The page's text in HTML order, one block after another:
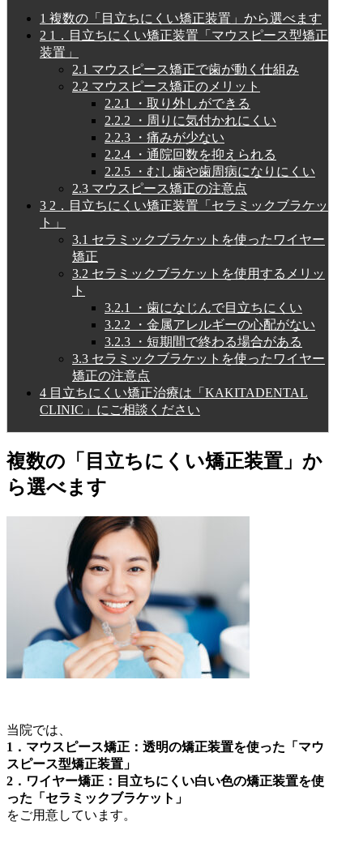
1 複数の「目立ちにくい矯正装置」から選べます
2 1．目立ちにくい矯正装置「マウスピース型矯正
装置」
2.1 マウスピース矯正で歯が動く仕組み
2.2 マウスピース矯正のメリット
2.2.1
・取り外しができる
2.2.2 ・周りに気付かれにくい
2.2.3 ・痛みが少ない
2.2.4 ・通院回数を抑えられる
2.2.5 ・むし歯や歯周病になりにくい
2.3 マウスピース矯正の注意点
3 2．目立ちにくい矯正装置「セラミックブラケッ
ト」
3.1 セラミックブラケットを使ったワイヤー
矯正
3.2 セラミックブラケットを使用するメリッ
ト
3.2.1
・歯になじんで目立ちにくい
3.2.2 ・金属アレルギーの心配がない
3.2.3 ・短期間で終わる場合がある
3.3 セラミックブラケットを使ったワイヤー
矯正の注意点
4 目立ちにくい矯正治療は「KAKITADENTAL
CLINIC」にご相談ください
複数の「目立ちにくい矯正装置」か
ら選べます
当院では、
1．マウスピース矯正：透明の矯正装置を使った「マウ
スピース型矯正装置」
2．ワイヤー矯正：目立ちにくい白い色の矯正装置を使
った「セラミックブラケット」
をご用意しています。